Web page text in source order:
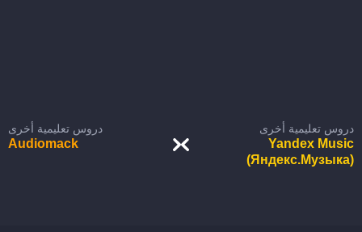
دروس تعليمية أخرى
Yandex Music
(Яндекс.Музыка)
دروس تعليمية أخرى
Audiomack